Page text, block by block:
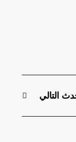
التالي